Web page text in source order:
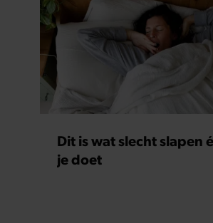
Dit is wat slecht slapen
je doet